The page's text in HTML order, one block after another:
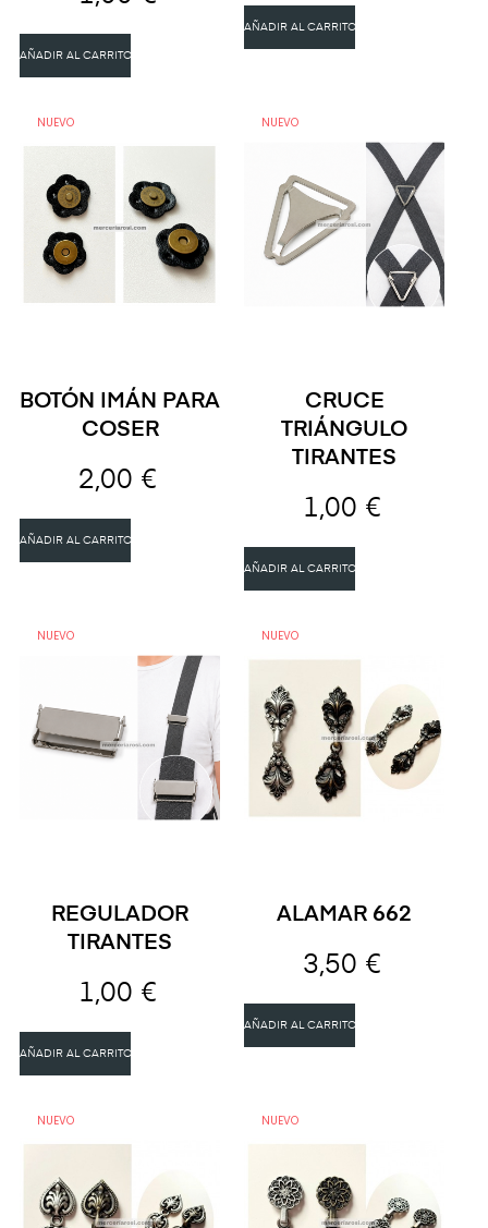
AÑADIR AL CARRITO
AÑADIR AL CARRITO
NUEVO
BOTÓN IMÁN PARA
COSER
2,00 €
AÑADIR AL CARRITO
NUEVO
CRUCE
TRIÁNGULO
TIRANTES
1,00 €
AÑADIR AL CARRITO
NUEVO
REGULADOR
TIRANTES
1,00 €
AÑADIR AL CARRITO
NUEVO
ALAMAR 662
3,50 €
AÑADIR AL CARRITO
NUEVO NUEVO